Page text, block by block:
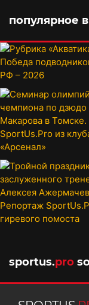
популярное
sportus.pro